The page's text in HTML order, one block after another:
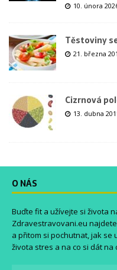
10. února
Těstoviny
21. března
Cizrnová
13. dubna
O NÁS
Buďte fit a užívejte si života
Zdravestravovani.eu
a přitom si pochutnat, jak se
života stres a na co si dát na